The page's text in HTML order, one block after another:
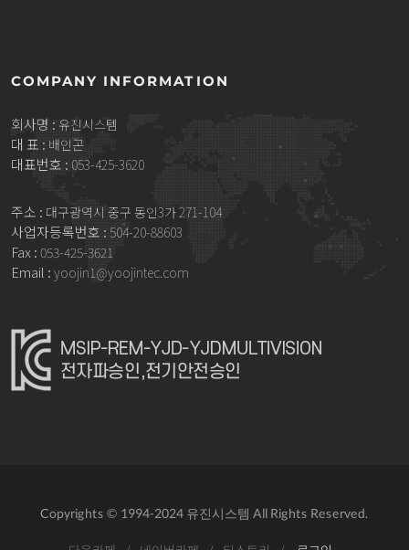
COMPANY INFORMATION
회사명 : 유진시스템
대 표 : 배인곤
대표번호 : 053-425-3620
주소 : 대구광역시 중구 동인3가 271-104
사업자등록번호 : 504-20-88603
Fax : 053-425-3621
Email : yoojin1@yoojintec.com
Copyrights © 1994-2024 유진시스템 All Rights Reserved.